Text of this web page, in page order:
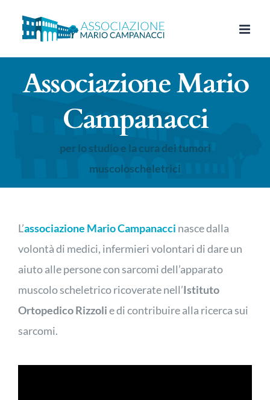
Associazione Mario
Campanacci
per lo studio e la cura dei tumori
muscoloscheletrici
L’associazione Mario Campanacci nasce dalla
volontà di medici, infermieri volontari di dare un
aiuto alle persone con sarcomi dell’apparato
muscolo scheletrico ricoverate nell’Istituto
Ortopedico Rizzolie di contribuire alla ricerca sui
sarcomi.